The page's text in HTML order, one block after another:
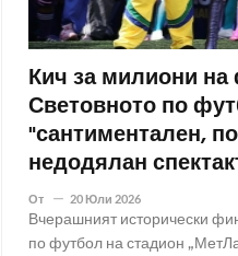
Кич за милиони
Световното по
"сантиментален,
недодялан
От 20 Юли 2026
Вчерашният исторически
по футбол на стадион